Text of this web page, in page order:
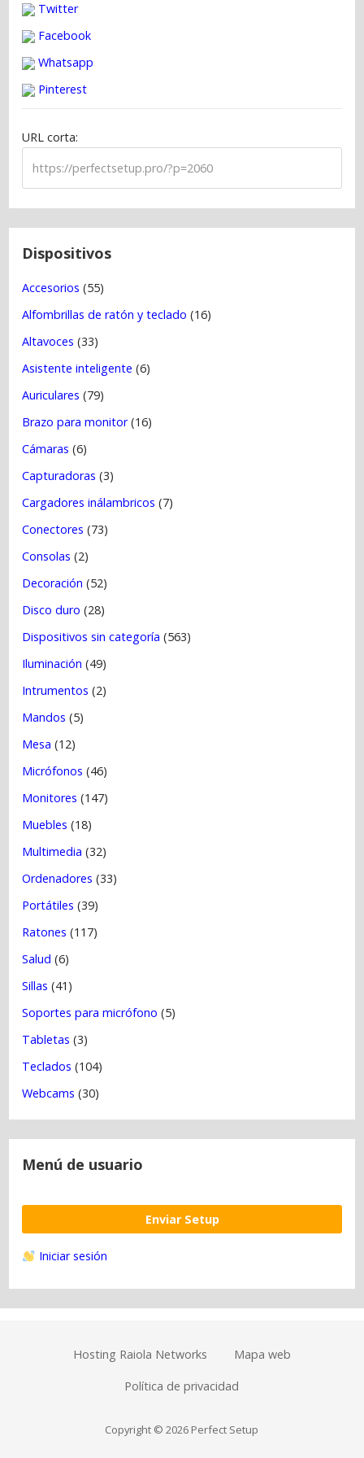
e
n
Twitter
Facebook
Whatsapp
Pinterest
URL corta:
Dispositivos
Accesorios (55)
Alfombrillas de ratón y teclado (16)
Altavoces (33)
Asistente inteligente (6)
Auriculares (79)
Brazo para monitor(16)
Cámaras (6)
Capturadoras (3)
Cargadores inálambricos (7)
Conectores (73)
Consolas (2)
Decoración (52)
Disco duro (28)
Dispositivos sin categoría (563)
Iluminación (49)
Intrumentos (2)
Mandos (5)
Mesa (12)
Micrófonos (46)
Monitores (147)
Muebles (18)
Multimedia (32)
Ordenadores (33)
Portátiles (39)
Ratones (117)
Salud (6)
Sillas (41)
Soportes para micrófono (5)
Tabletas (3)
Teclados (104)
Webcams (30)
Menú de usuario
Enviar Setup
Iniciar sesión
Hosting Raiola Networks Mapa web
Política de privacidad
Copyright © 2026 Perfect Setup